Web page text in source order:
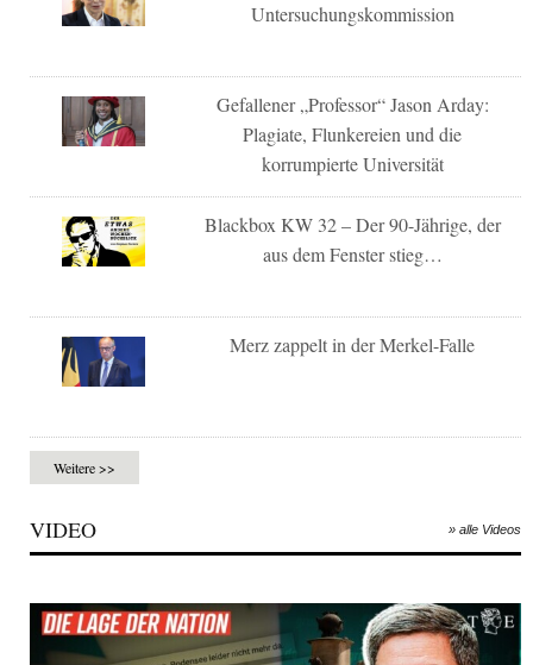
Untersuchungskommission
Gefallener „Professor“ Jason Arday:
Plagiate, Flunkereien und die
korrumpierte Universität
Blackbox KW 32 – Der 90-Jährige, der
aus dem Fenster stieg…
Merz zappelt in der Merkel-Falle
Weitere >>
VIDEO » alle Videos